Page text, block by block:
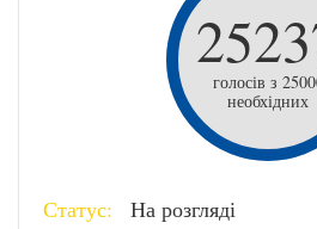
голосів з
необхідних
Статус: На розгляді